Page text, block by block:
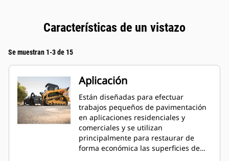
Características de un vistazo
Se muestran 1-3 de 15
Aplicación
Están diseñadas para efectuar
trabajos pequeños de pavimentación
en aplicaciones residenciales y
comerciales y se utilizan
principalmente para restaurar de
forma económica las superficies de